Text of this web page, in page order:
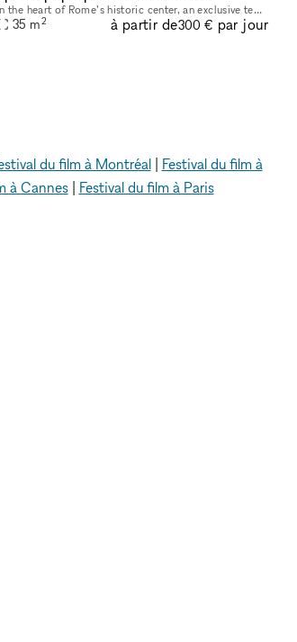
In the heart of Rome’s historic center, an exclusive temporary space where ideas take shape. Refined, versatile, designed to adapt to your vision. Ideal for: Shootings, Events, Exhibitions, Presentat
35 m2 à partir de300 € par jour
du film à Montréal| Festival du film à
à Cannes| Festival du film à Paris